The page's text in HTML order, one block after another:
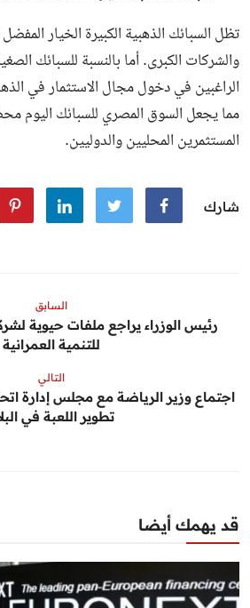
تظل السبائك الذهبية الكبيرة الخيار
والشركات الكبرى. أما بالنسبة للسبائك
الراغبين في دخول مجال الاستثمار في
مما يجعل السوق المصري للسبائك اليوم
المستثمرين المحليين والدوليين.
شارك
السابق
رئيس الوزراء يراجع ملفات حيوية
للتنمية العمرانية
التالي
اجتماع وزير الرياضة مع مجلس إدارة
تطوير اللعبة في
قد يهمك أيضا